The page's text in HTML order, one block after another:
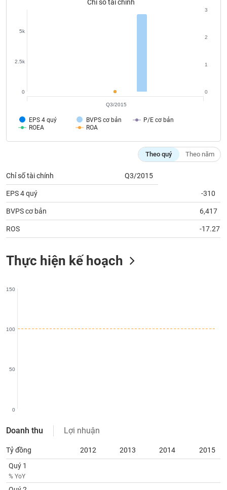
Chỉ số tài chính
EPS 4 quý BVPS cơ bản
P/E cơ bản
ROEA
ROA
0
2.5k
5k
0
1
2
3
Q3/2015
Theo quý Theo năm
Chỉ số tài chính Q3/2015
EPS 4 quý -310
BVPS cơ bản 6,417
ROS -17.27
Thực hiện kế hoạch
0
50
100
150
Doanh thu Lợi nhuận
Tỷ đồng 2012 2013 2014
2015
Quý 1
% YoY
tức
của
tích
(-)
Thuật
ngữ
(-)
Dịch
Sách
cụ
đầu
tư